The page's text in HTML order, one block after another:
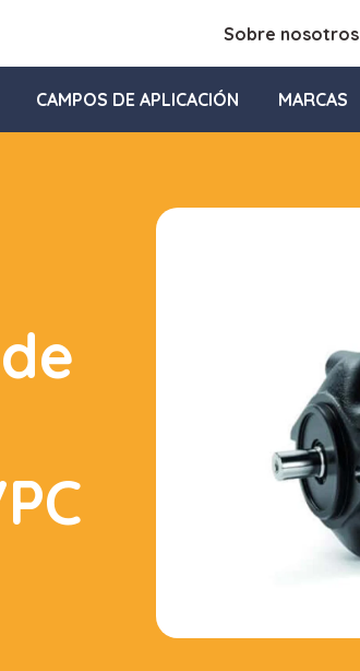
Sobre nosotros
CAMPOS DE APLICACIÓN MARCAS